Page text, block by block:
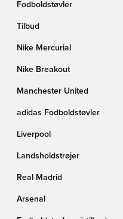
Fodboldstøvler
Tilbud
Nike Mercurial
Nike Breakout
Manchester United
adidas Fodboldstøvler
Liverpool
Landsholdstrøjer
Real Madrid
Arsenal